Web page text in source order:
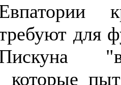
для
которые